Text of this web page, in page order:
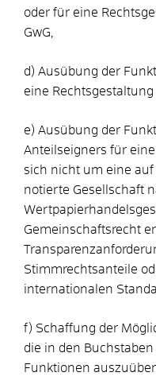
oder für eine
GwG,
d) Ausübung der
eine Rechtsgestaltung
e) Ausübung der
Anteilseigners für
sich nicht um eine
notierte Gesellschaft
Gemeinschaftsrecht
Stimmrechtsanteile
internationalen
f) Schaffung der
die in den
Funktionen